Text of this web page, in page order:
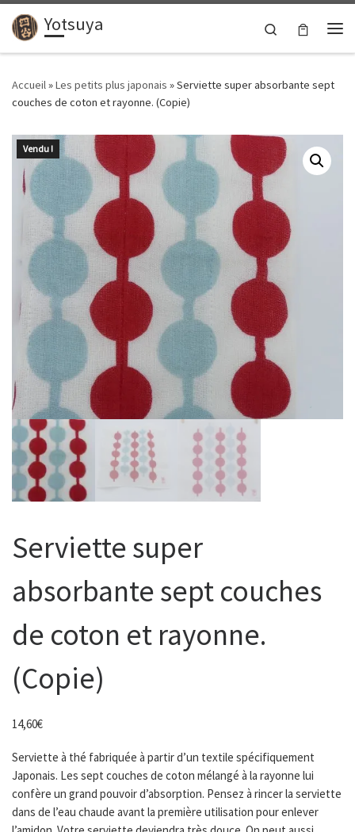
Passer au contenu
Yotsuya
Search
Accueil»Les petits plus japonais »Serviette super absorbante sept
couches de coton et rayonne. (Copie)
Vendu !
Serviette super
absorbante sept couches
de coton et rayonne.
(Copie)
14,60€
Serviette à thé fabriquée à partir d’un textile spécifiquement
Japonais. Les sept couches de coton mélangé à la rayonne lui
confère un grand pouvoir d’absorption. Pensez à rincer la serviette
dans de l’eau chaude avant la première utilisation pour enlever